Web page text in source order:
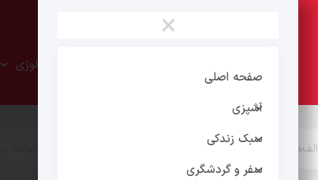
تکنولوژی
×
صفحه اصلی
آشپزی
سبک زندکی
سفر و گردشگری
در دنیای «حلقه‌های قدرت» و «ارباب حلقه‌ها»: چقدر می‌توانند